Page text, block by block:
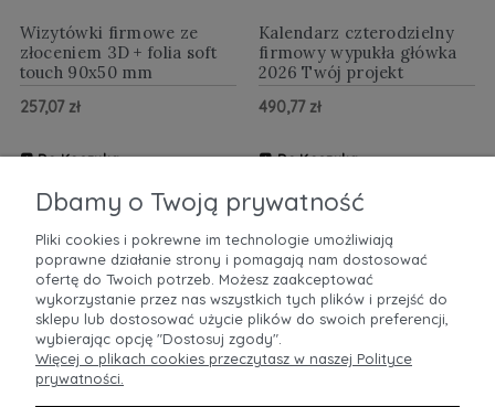
Wizytówki firmowe ze
złoceniem 3D + folia soft
touch 90x50 mm
257,07 zł
Do Koszyka
Kalendarz czterodzielny
firmowy wypukła główka
2026 Twój projekt
490,77 zł
Do Koszyka
POMOC
MOJE KONTO
Dbamy o Twoją prywatność
Pliki cookies i pokrewne im technologie umożliwiają
poprawne działanie strony i pomagają nam dostosować
ofertę do Twoich potrzeb. Możesz zaakceptować
wykorzystanie przez nas wszystkich tych plików i przejść do
sklepu lub dostosować użycie plików do swoich preferencji,
wybierając opcję "Dostosuj zgody".
Więcej o plikach cookies przeczytasz w naszej Polityce
prywatności.